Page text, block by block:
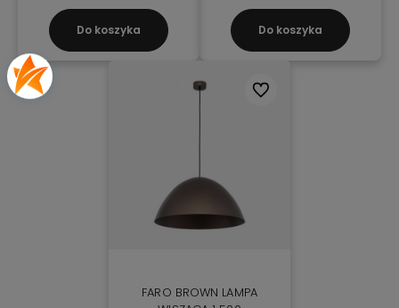
Do koszyka Do koszyka
FARO BROWN LAMPA
Do ulubionych